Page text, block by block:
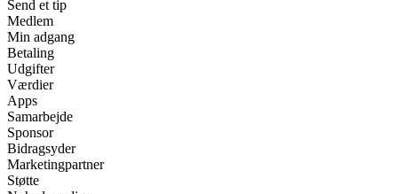
Send et tip
Medlem
Min adgang
Betaling
Udgifter
Værdier
Apps
Samarbejde
Sponsor
Bidragsyder
Marketingpartner
Støtte